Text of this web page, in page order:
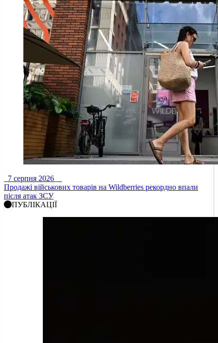
7 серпня 2026
Продажі військових товарів на Wildberries рекордно впали
після атак ЗСУ
ПУБЛІКАЦІЇ